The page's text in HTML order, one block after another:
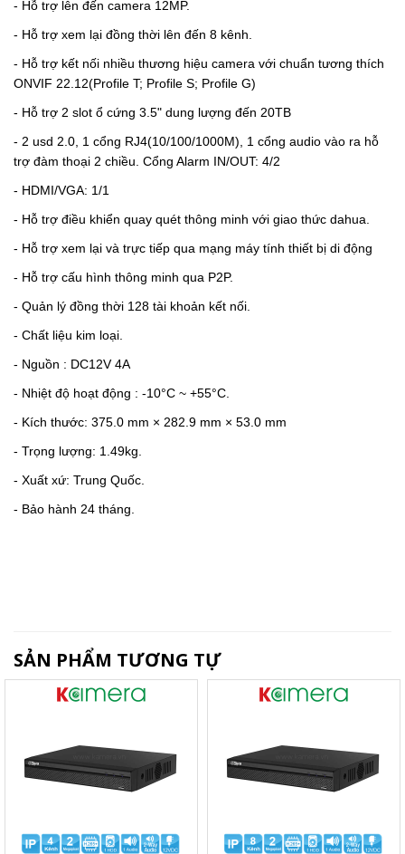
- Hỗ trợ lên đến camera 12MP.
- Hỗ trợ xem lại đồng thời lên đến 8 kênh.
- Hỗ trợ kết nối nhiều thương hiệu camera với chuẩn tương thích
ONVIF 22.12(Profile T; Profile S; Profile G)
- Hỗ trợ 2 slot ổ cứng 3.5" dung lượng đến 20TB
- 2 usd 2.0, 1 cổng RJ4(10/100/1000M), 1 cổng audio vào ra hỗ
trợ đàm thoại 2 chiều. Cổng Alarm IN/OUT: 4/2
- HDMI/VGA: 1/1
- Hỗ trợ điều khiển quay quét thông minh với giao thức dahua.
- Hỗ trợ xem lại và trực tiếp qua mạng máy tính thiết bị di động
- Hỗ trợ cấu hình thông minh qua P2P.
- Quản lý đồng thời 128 tài khoản kết nối.
- Chất liệu kim loại.
- Nguồn : DC12V 4A
- Nhiệt độ hoạt động : -10°C ~ +55°C.
- Kích thước: 375.0 mm × 282.9 mm × 53.0 mm
- Trọng lượng: 1.49kg.
- Xuất xứ: Trung Quốc.
- Bảo hành 24 tháng.
SẢN PHẨM TƯƠNG TỰ